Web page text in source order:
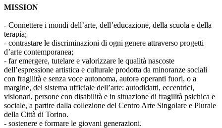
MISSION
- Connettere i mondi dell’arte, dell’educazione, della scuola e della
terapia;
- contrastare le discriminazioni di ogni genere attraverso progetti
d’arte contemporanea;
- far emergere, tutelare e valorizzare le qualità nascoste
dell’espressione artistica e culturale prodotta da minoranze sociali
con fragilità e senza voce autonoma, autorə operanti fuori, o a
margine, del sistema ufficiale dell’arte: autodidatti, eccentrici,
visionari, persone con disabilità e in situazione di fragilità psichica e
sociale, a partire dalla collezione del Centro Arte Singolare e Plurale
della Città di Torino.
- sostenere e formare le giovani generazioni.